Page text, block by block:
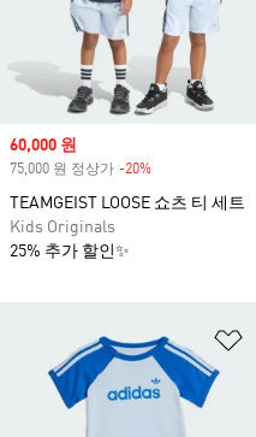
Sale price
60,000 원
75,000 원 정상가 -20%
TEAMGEIST LOOSE 쇼츠 티 세트
Kids Originals
25% 추가 할인✨